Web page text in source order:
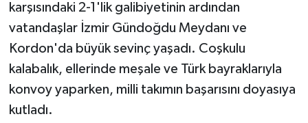
karşısındaki 2-1'lik galibiyetinin ardından
vatandaşlar İzmir Gündoğdu Meydanı ve
Kordon'da büyük sevinç yaşadı. Coşkulu
kalabalık, ellerinde meşale ve Türk bayraklarıyla
konvoy yaparken, milli takımın başarısını doyasıya
kutladı.